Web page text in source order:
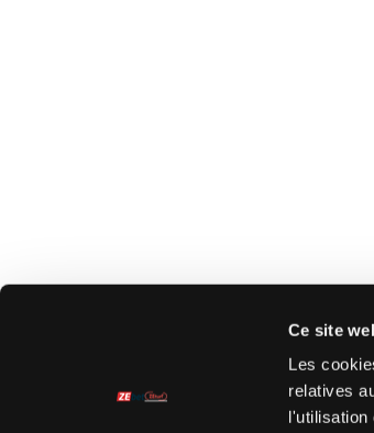
Ce site
Les
relatives
l'utilisation